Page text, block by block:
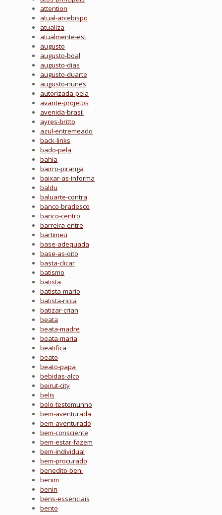
attention
atual-arcebispo
atualiza
atualmente-est
augusto
augusto-boal
augusto-dias
augusto-duarte
augusto-nunes
autorizada-pela
avante-projetos
avenida-brasil
ayres-britto
azul-entremeado
back-links
bado-pela
bahia
bairro-piranga
baixar-as-informa
baldu
baluarte-contra
banco-bradesco
banco-centro
barreira-entre
bartimeu
base-adequada
base-as-oito
basta-clicar
batismo
batista
batista-mario
batista-ricca
batizar-crian
beata
beata-madre
beata-maria
beatifica
beato
beato-papa
bebidas-alco
beirut-city
belis
belo-testemunho
bem-aventurada
bem-aventurado
bem-consciente
bem-estar-fazem
bem-individual
bem-procurado
benedito-beni
benim
benin
bens-essenciais
bento